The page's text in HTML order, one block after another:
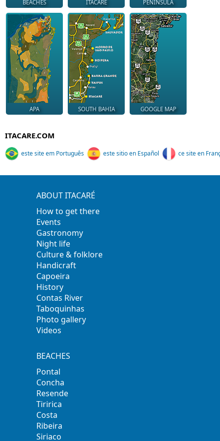
BEACHES ITACARÉ PENINSULA
APA SOUTH BAHIA GOOGLE MAP
ITACARE.COM
este site em Português este sitio en Español ce site en
ABOUT ITACARÉ
How to get there
Events
Gastronomy
Night life
Culture & folklore
Handicraft
Capoeira
History
Contas River
Taboquinhas
Photo gallery
Videos
BEACHES
Pontal
Concha
Resende
Tiririca
Costa
Ribeira
Siriaco